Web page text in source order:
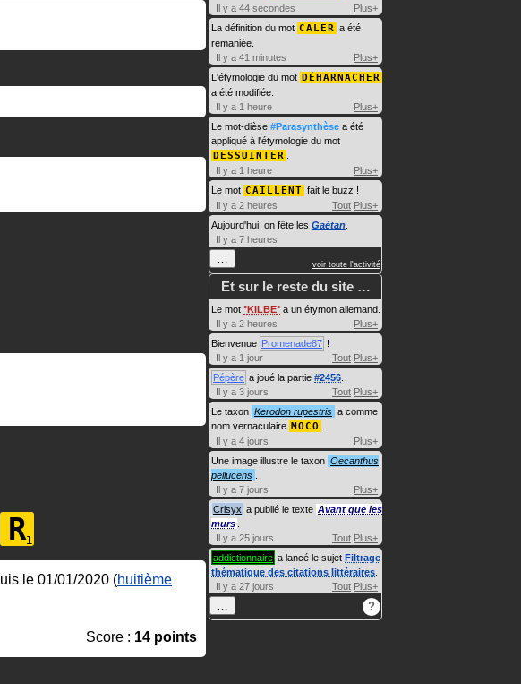
R
le 01/01/2020 (huitième
Score : 14 points
Il y a 44 secondes
Plus+
La définition du mot CALER a été
remaniée.
Il y a 41 minutes
Plus+
L'étymologie du mot DÉHARNACHER
a été modifiée.
Il y a 1 heure
Plus+
Le mot-dièse #Parasynthèse a été
appliqué à l'étymologie du mot
DESSUINTER
Il y a 1 heure
Plus+
Le mot CAILLENT fait le buzz !
Il y a 2 heures
Tout Plus+
Aujourd'hui, on fête les Gaétan
Il y a 7 heures
… voir toute l'activité
Et sur le reste du site …
Le mot KILBE a un étymon allemand.
Il y a 2 heures
Plus+
Bienvenue Promenade87 !
Il y a 1 jour
Tout Plus+
Pépère a joué la partie #2456
Il y a 3 jours
Tout Plus+
Le taxon Kerodon rupestris a comme
nom vernaculaire MOCO
Il y a 4 jours
Plus+
Une image illustre le taxon Oecanthus
pellucens
Il y a 7 jours
Plus+
Crisyx a publié le texte Avant que les
murs
Il y a 25 jours
Tout Plus+
addictionnaire a lancé le sujet Filtrage
thématique des citations littéraires
Il y a 27 jours
Tout Plus+
… ?